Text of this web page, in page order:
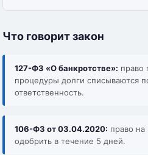
Что говорит закон
127-ФЗ «О банкротстве»: право
процедуры долги списываются
ответственность.
106-ФЗ от 03.04.2020: право
одобрить в течение 5 дней.